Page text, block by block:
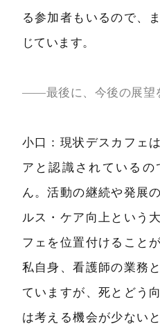
る参加者もいるので、
じています。
――最後に、今後の展望
小口：現状デスカフェ
アと認識されている
ん。活動の継続や発展
ルス・ケア向上という
フェを位置付けること
私自身、看護師の業務
ていますが、死とどう
は考える機会が少ない